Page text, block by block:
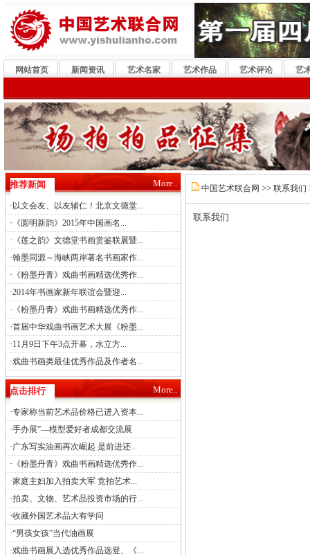
网站首页 新闻资讯 艺术名家 艺术作品 艺术评论 艺
推荐新闻 More..
· 以文会友、以友辅仁！北京文德堂...
· 《圆明新韵》2015年中国画名...
· 《莲之韵》文德堂书画赏鉴联展暨...
·翰墨同源～海峡两岸著名书画家作...
· 《粉墨丹青》戏曲书画精选优秀作...
·2014年书画家新年联谊会暨迎...
· 《粉墨丹青》戏曲书画精选优秀作...
·首届中华戏曲书画艺术大展《粉墨...
·11月9日下午3点开幕，水立方...
·戏曲书画类最佳优秀作品及作者名...
点击排行 More..
·专家称当前艺术品价格已进入资本...
·手办展”—模型爱好者成都交流展
·广东写实油画再次崛起 是前进还...
· 《粉墨丹青》戏曲书画精选优秀作...
·家庭主妇加入拍卖大军 竞拍艺术...
·拍卖、文物、艺术品投资市场的行...
·收藏外国艺术品大有学问
·“男孩女孩”当代油画展
·戏曲书画展入选优秀作品选登、《...
中国艺术联合网 >> 联系我们
联系我们